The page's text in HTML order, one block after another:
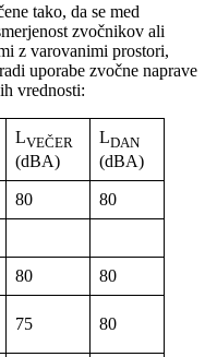
tako, da se med
zvočnikov ali
z varovanimi prostori,
uporabe zvočne naprave
vrednosti:
LVEČER
(dBA)
LDAN
(dBA)
80 80
80 80
75 80